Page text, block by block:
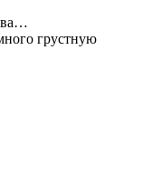
грустную